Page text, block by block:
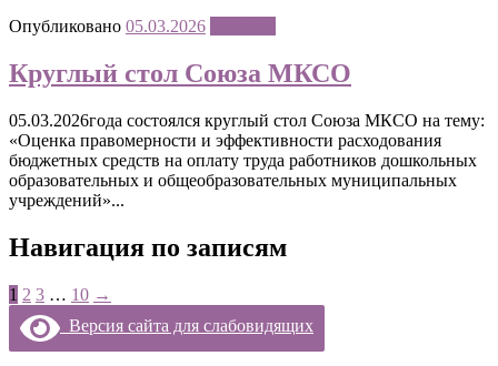
Опубликовано 05.03.2026
Круглый стол Союза МКСО
05.03.2026года состоялся круглый стол Союза МКСО на тему:
«Оценка правомерности и эффективности расходования
бюджетных средств на оплату труда работников дошкольных
образовательных и общеобразовательных муниципальных
учреждений»...
Навигация по записям
1 2 3 … 10 →
Версия сайта для слабовидящих